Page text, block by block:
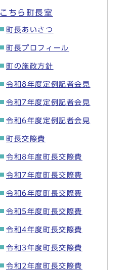
こちら町長室
町長あいさつ
町長プロフィール
町の施政方針
令和8年度定例記者会見
令和7年度定例記者会見
令和6年度定例記者会見
町長交際費
令和8年度町長交際費
令和7年度町長交際費
令和6年度町長交際費
令和5年度町長交際費
令和4年度町長交際費
令和3年度町長交際費
令和2年度町長交際費